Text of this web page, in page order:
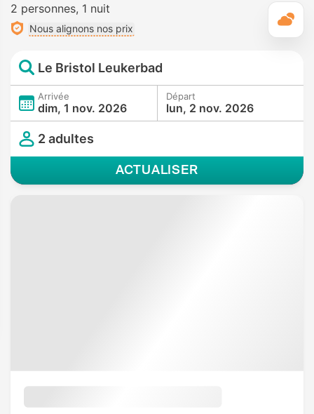
2 personnes 1 nuit
Nous alignons nos prix
Le Bristol Leukerbad
Arrivée
dim, 1 nov. 2026
Départ
lun, 2 nov. 2026
2 adultes
ACTUALISER